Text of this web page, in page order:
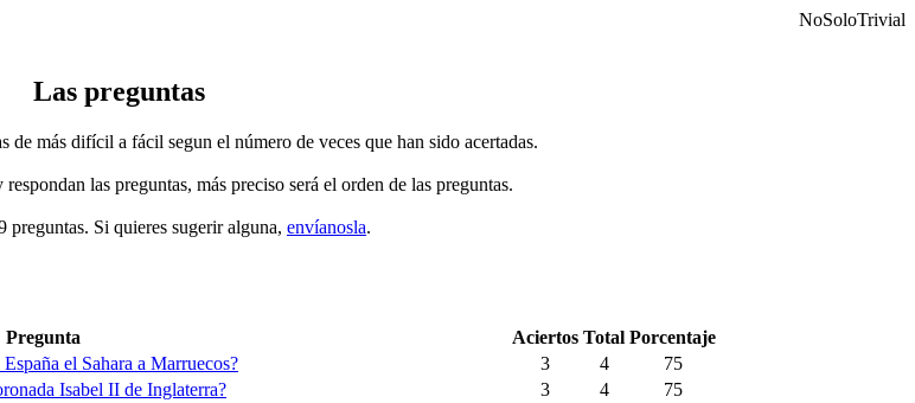
NoSoloTrivial
Las preguntas
de más difícil a fácil segun el número de veces que han sido acertadas.
las preguntas, más preciso será el orden de las preguntas.
preguntas. Si quieres sugerir alguna, envíanosla.
Pregunta Aciertos Total Porcentaje
el Sahara a Marruecos? 3 4
75
Isabel II de Inglaterra? 3 4
75